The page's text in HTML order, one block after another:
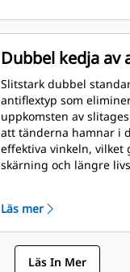
Dubbel kedja av
Slitstark dubbel
antiflextyp som
uppkomsten av
att tänderna hamnar i
effektiva vinkeln, vilket
skärning och längre
Läs mer
Läs In Mer